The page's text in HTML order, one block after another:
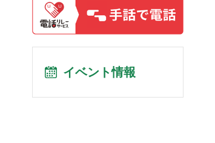
イベント情報